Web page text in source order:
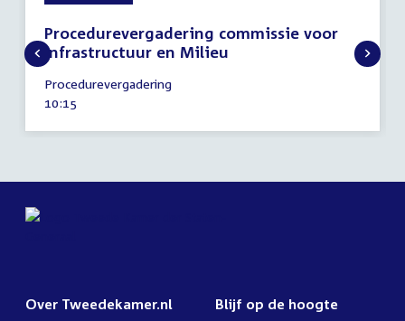
Procedurevergadering commissie voor
Infrastructuur en Milieu
december
2012
Procedurevergadering
Tijd
10:15
Over Tweedekamer.nl Blijf op de hoogte